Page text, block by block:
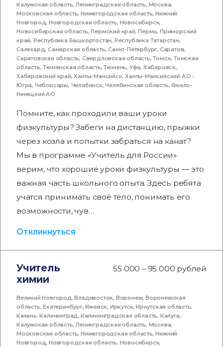
Калужская область,Ленинградская область, Москва,
Московская область,Нижегородская область,Нижний
Новгород,Новгородская область, Новосибирск,
Новосибирская область,Пермский край,Пермь,Приморский
край, Республика Башкортостан, Республика Татарстан,
Салехард,Самарская область,Санкт-Петербург, Саратов,
Саратовская область, Свердловская область,Томск,Томская
область,Тюменская область,Тюмень, Уфа, Хабаровск,
Хабаровский край,Ханты-Мансийск,Ханты-Мансийский АО -
Югра, Чебоксары, Челябинск,Челябинская область,Ямало-
Ненецкий АО
Помните, как проходили ваши уроки
физкультуры? Забеги на дистанцию, прыжки
через козла и попытки забраться на канат?
Мы в программе «Учитель для России»
верим, что хорошие уроки физкультуры — это
важная часть школьного опыта. Здесь ребята
учатся принимать своё тело, понимать его
возможности, чув…
Откликнуться
Учитель
химии
55 000 – 95 000 рублей
Великий Новгород,Владивосток, Воронеж,Воронежская
область,Екатеринбург,Ижевск, Иркутск,Иркутская область,
Казань,Калининград, Калининградская область, Калуга,
Калужская область,Ленинградская область, Москва,
Московская область,Нижегородская область,Нижний
Новгород,Новгородская область, Новосибирск,